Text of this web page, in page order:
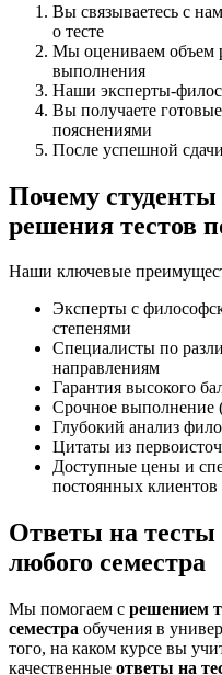
Вы связываетесь с
о тесте
Мы оцениваем объем
выполнения
Наши эксперты-
Вы получаете
пояснениями
После успешной
Почему
решения тестов
Наши ключевые
Эксперты с
степенями
Специалисты по
направлениям
Гарантия высокого
Срочное выполнение
Глубокий анализ
Цитаты из
Доступные цены и
постоянных клиентов
Ответы на
любого семестра
Мы помогаем с решением
семестра обучения в
того, на каком курсе вы
качественные ответы на